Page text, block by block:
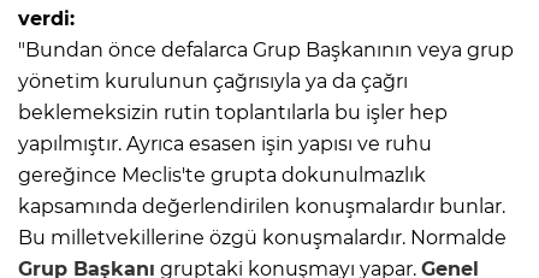
verdi:
"Bundan önce defalarca Grup Başkanının veya grup
yönetim kurulunun çağrısıyla ya da çağrı
beklemeksizin rutin toplantılarla bu işler hep
yapılmıştır. Ayrıca esasen işin yapısı ve ruhu
gereğince Meclis'te grupta dokunulmazlık
kapsamında değerlendirilen konuşmalardır bunlar.
Bu milletvekillerine özgü konuşmalardır. Normalde
Grup Başkanı gruptaki konuşmayı yapar. Genel